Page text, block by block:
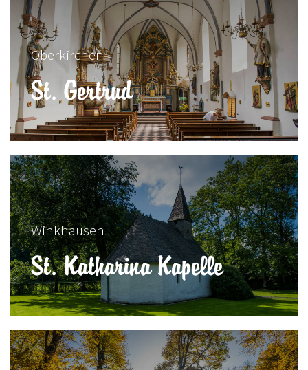
St. Gertrud
Oberkirchen
St. Katharina Kapelle
Winkhausen